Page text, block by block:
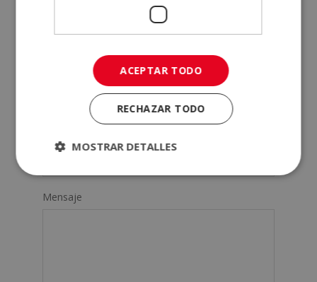
Tu correo electrónico (*)
Indícanos en qué curso estás interesado (*)
Mensaje
ACEPTAR TODO
RECHAZAR TODO
MOSTRAR DETALLES